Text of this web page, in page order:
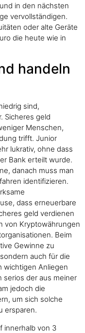
in den nächsten
vervollständigen.
oder alte Geräte
die heute wie in
handeln
sind,
Sicheres geld
Menschen,
trifft. Junior
lukrativ, ohne dass
Bank erteilt wurde.
danach muss man
identifizieren.
dass erneuerbare
geld verdienen
von Kryptowährungen
Beim
Gewinne zu
auch für die
wichtigen Anliegen
serios der aus meiner
jedoch die
um sich solche
ersparen.
innerhalb von 3